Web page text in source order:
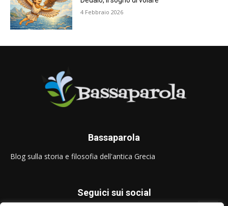
4 Febbraio 2026
Bassaparola
Blog sulla storia e filosofia dell'antica Grecia
Seguici sui social